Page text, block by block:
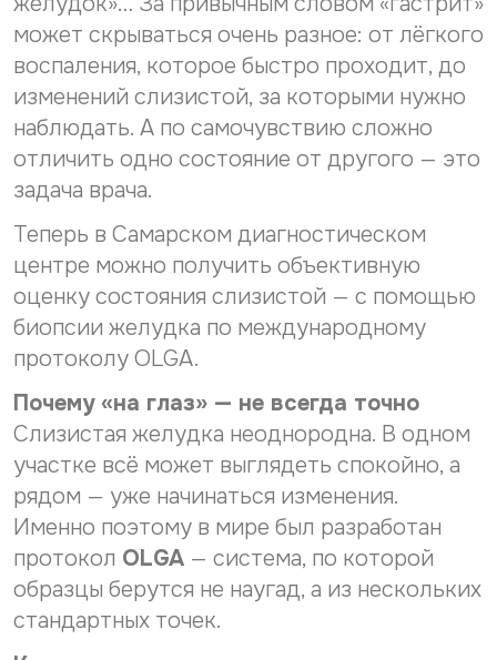
может скрываться очень разное: от лёгкого
воспаления, которое быстро проходит, до
изменений слизистой, за которыми нужно
наблюдать. А по самочувствию сложно
отличить одно состояние от другого — это
задача врача.
Теперь в Самарском диагностическом
центре можно получить объективную
оценку состояния слизистой — с помощью
биопсии желудка по международному
протоколу OLGA.
Почему «на глаз» — не всегда точно
Слизистая желудка неоднородна. В одном
участке всё может выглядеть спокойно, а
рядом — уже начинаться изменения.
Именно поэтому в мире был разработан
протокол OLGA — система, по которой
образцы берутся не наугад, а из нескольких
стандартных точек.
С
г
л
с
и
н
о
б
р
а
б
т
к
у
п
е
р
с
н
а
л
ь
н
Даю согласие наобработку персональных
С
г
л
с
е
н
а
р
а
с
ы
л
к
у
Даю согласие на получение информационной
н
н
ы
х
о
г
а
с
и
е
н
о
р
а
б
о
т
у
п
е
р
с
о
н
а
л
ь
н
ы
х
Даю согласие на
обработку персональных
данных
Отправить
E-mail*
Наименование направившего лечебного учреждения*
ФИО направившего врача, указанного в направлении*
Нужное Вам исследование*
Желаемая дата и время приёма